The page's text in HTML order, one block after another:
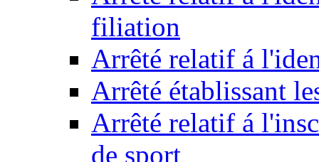
filiation
Arrêté relatif á
Arrêté établissant
Arrêté relatif á
de sport